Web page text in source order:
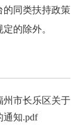
同类扶持政策
的除外。
州市长乐区关于
通知.pdf